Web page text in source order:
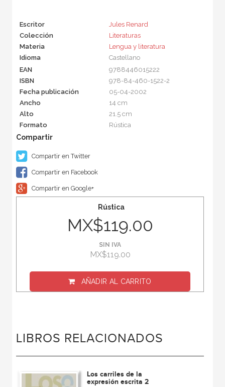
Escritor
Jules Renard
Colección
Literaturas
Materia
Lengua y literatura
Idioma
Castellano
EAN
9788446015222
ISBN
978-84-460-1522-2
Fecha publicación
05-04-2002
Ancho
14 cm
Alto
21.5 cm
Formato
Rústica
Compartir en Twitter
Compartir en Facebook
Compartir en Google+
Rústica
MX$119.00
SIN IVA
MX$119.00
AÑADIR AL CARRITO
LIBROS RELACIONADOS
Los carriles de la
expresión escrita 2